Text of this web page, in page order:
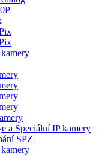
a Speciální IP kamery
SPZ